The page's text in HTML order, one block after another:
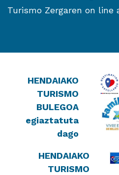
Turismo Zergaren on line
HENDAIAKO
TURISMO
BULEGOA
egiaztatuta
dago
HENDAIAKO
TURISMO